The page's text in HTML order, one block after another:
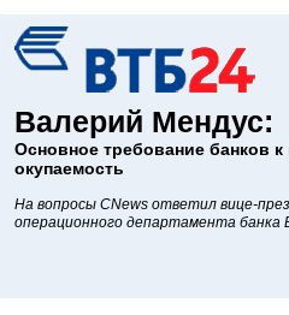
Валерий Мендус:
Основное требование банков
окупаемость
На вопросы CNews ответил вице-
операционного департамента банка